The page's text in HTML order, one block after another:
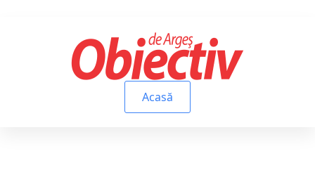
Acasă